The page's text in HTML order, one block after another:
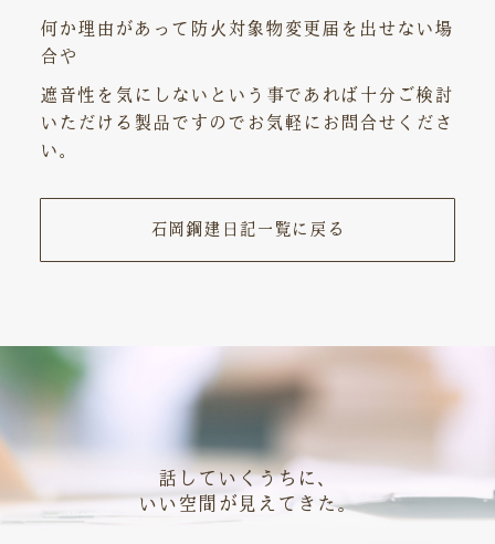
何か理由があって防火対象物変更届を出せない場
合や
遮音性を気にしないという事であれば十分ご検討
いただける製品ですのでお気軽にお問合せくださ
い。
石岡鋼建日記一覧に戻る
話していくうちに、
いい空間が見えてきた。